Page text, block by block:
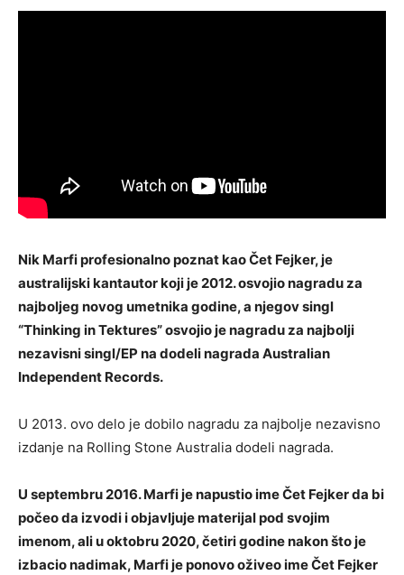
Nik Marfi profesionalno poznat kao Čet Fejker, je
australijski kantautor koji je 2012. osvojio nagradu za
najboljeg novog umetnika godine, a njegov singl
“Thinking in Tektures” osvojio je nagradu za najbolji
nezavisni singl/EP na dodeli nagrada Australian
Independent Records.
U 2013. ovo delo je dobilo nagradu za najbolje nezavisno
izdanje na Rolling Stone Australia dodeli nagrada.
U septembru 2016. Marfi je napustio ime Čet Fejker da bi
počeo da izvodi i objavljuje materijal pod svojim
imenom, ali u oktobru 2020, četiri godine nakon što je
izbacio nadimak, Marfi je ponovo oživeo ime Čet Fejker